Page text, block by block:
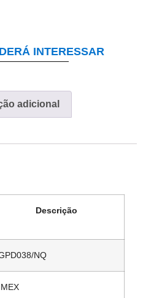
INTERESSAR
adicional
Descrição
NQ